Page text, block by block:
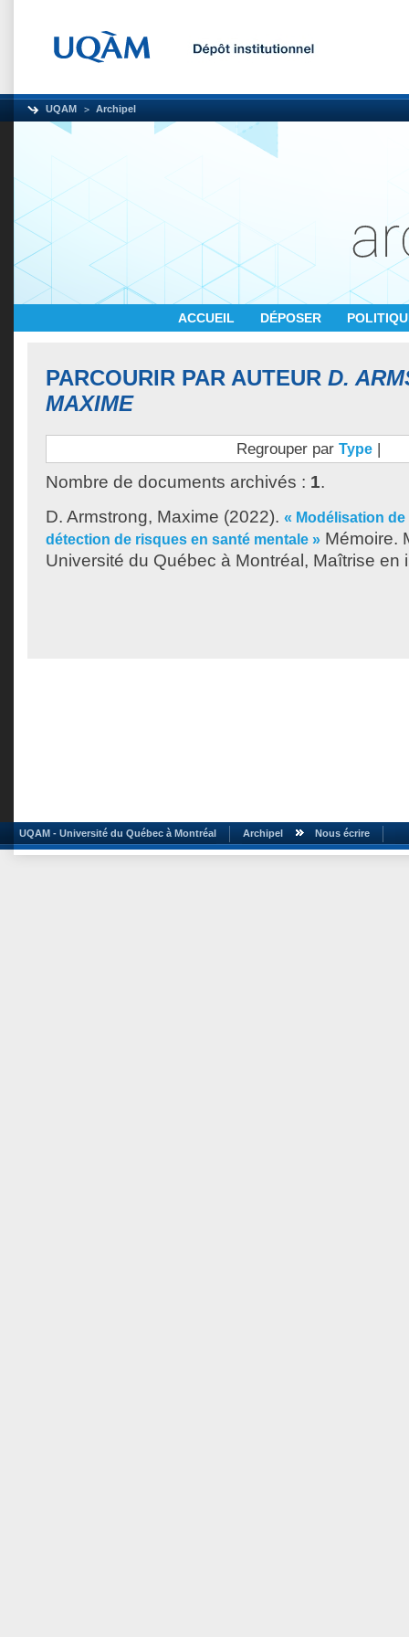
UQAM Archipel
ACCUEIL DÉPOSER
PARCOURIR PAR AUTEUR D.
MAXIME
Regrouper par Type |
Nombre de documents archivés : 1.
D. Armstrong, Maxime (2022). « Modélisation
détection de risques en santé mentale » Mémoire.
Université du Québec à Montréal, Maîtrise en
UQAM - Université du Québec à Montréal Archipel Nous écrire